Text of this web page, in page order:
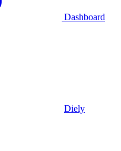
Dashboard
Diely